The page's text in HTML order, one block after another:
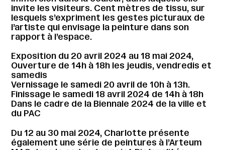
invite les visiteurs. Cent mètres de tissu, sur
lesquels s’expriment les gestes picturaux de
l’artiste qui envisage la peinture dans son
rapport à l’espace.
Exposition du 20 avril 2024 au 18 mai 2024,
Ouverture de 14h à 18h les jeudis, vendredis et
samedis
Vernissage le samedi 20 avril de 10h à 13h.
Finissage le samedi 18 avril 2024 de 14h à 18h
Dans le cadre de la Biennale 2024 de la ville et
du PAC
Du 12 au 30 mai 2024, Charlotte présente
également une série de peintures à l’Arteum